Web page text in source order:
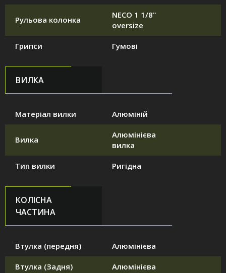
Рульова колонка
NECO 1 1/8"
oversize
Грипси Гумові
ВИЛКА
Матеріал вилки Алюміній
Вилка
Алюмінієва
вилка
Тип вилки Ригідна
КОЛІСНА
ЧАСТИНА
Втулка (передня) Алюмінієва
Втулка (Задня) Алюмінієва